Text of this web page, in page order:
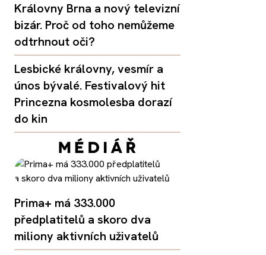
Královny Brna a nový televizní
bizár. Proč od toho nemůžeme
odtrhnout oči?
Lesbické královny, vesmír a
únos bývalé. Festivalový hit
Princezna kosmolesba dorazí
do kin
Prima+ má 333.000
předplatitelů a skoro dva
miliony aktivních uživatelů